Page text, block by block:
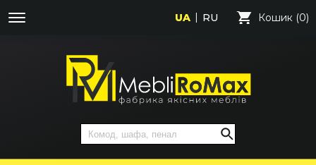
UA RU Кошик (0)